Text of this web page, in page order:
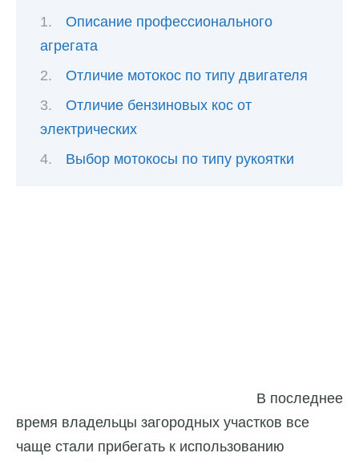
Описание профессионального
агрегата
Отличие мотокос по типу двигателя
Отличие бензиновых кос от
электрических
Выбор мотокосы по типу рукоятки
В последнее
время владельцы загородных участков все
чаще стали прибегать к использованию